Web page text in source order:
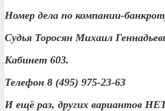
Номер дела по компании-
Судья Торосян Михаил
Кабинет 603.
Телефон 8 (495) 975-23-63
И ещё раз, других вариантов